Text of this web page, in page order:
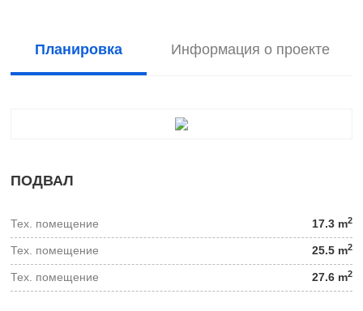
Планировка Информация о проекте
ПОДВАЛ
Тех. помещение 17.3 m2
Тех. помещение 25.5 m2
Тех. помещение 27.6 m2